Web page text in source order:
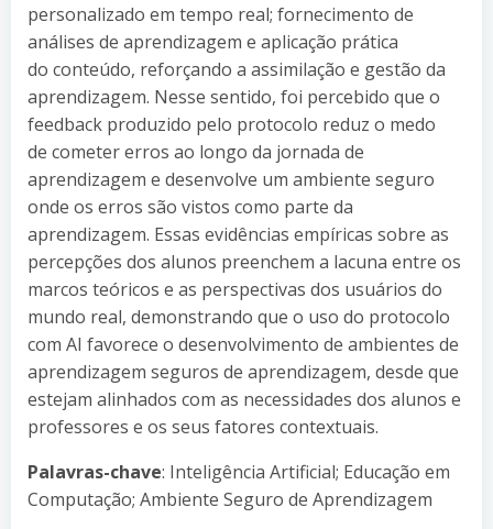
personalizado em tempo real; fornecimento de
análises de aprendizagem e aplicação prática
do conteúdo, reforçando a assimilação e gestão da
aprendizagem. Nesse sentido, foi percebido que o
feedback produzido pelo protocolo reduz o medo
de cometer erros ao longo da jornada de
aprendizagem e desenvolve um ambiente seguro
onde os erros são vistos como parte da
aprendizagem. Essas evidências empíricas sobre as
percepções dos alunos preenchem a lacuna entre os
marcos teóricos e as perspectivas dos usuários do
mundo real, demonstrando que o uso do protocolo
com AI favorece o desenvolvimento de ambientes de
aprendizagem seguros de aprendizagem, desde que
estejam alinhados com as necessidades dos alunos e
professores e os seus fatores contextuais.
Palavras-chave: Inteligência Artificial; Educação em
Computação; Ambiente Seguro de Aprendizagem